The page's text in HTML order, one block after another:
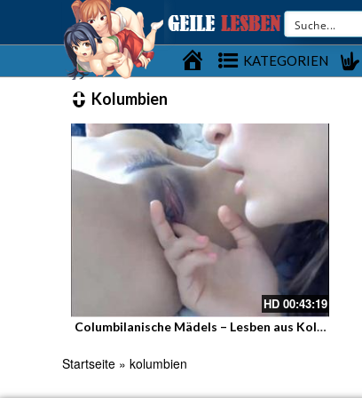
StartseiteKATEGORIEN
Kolumbien
HD 00:43:19
Columbilanische Mädels – Lesben aus Kolumbien
Startseite» kolumbien